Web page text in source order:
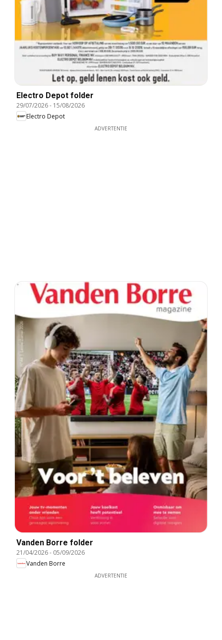
Electro Depot folder
29/07/2026- 15/08/2026
Electro Depot
ADVERTENTIE
Vanden Borre folder
21/04/2026- 05/09/2026
Vanden Borre
ADVERTENTIE